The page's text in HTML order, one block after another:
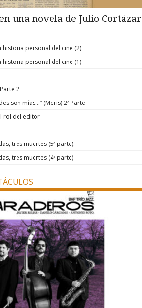
una novela de Julio Cortázar
historia personal del cine (2)
historia personal del cine (1)
2
son mías…” (Moris) 2ª Parte
rol del editor
tres muertes (5ª parte).
tres muertes (4ª parte)